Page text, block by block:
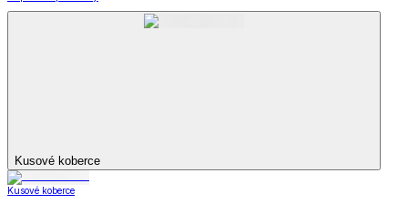
Kusové koberce
Kusové koberce